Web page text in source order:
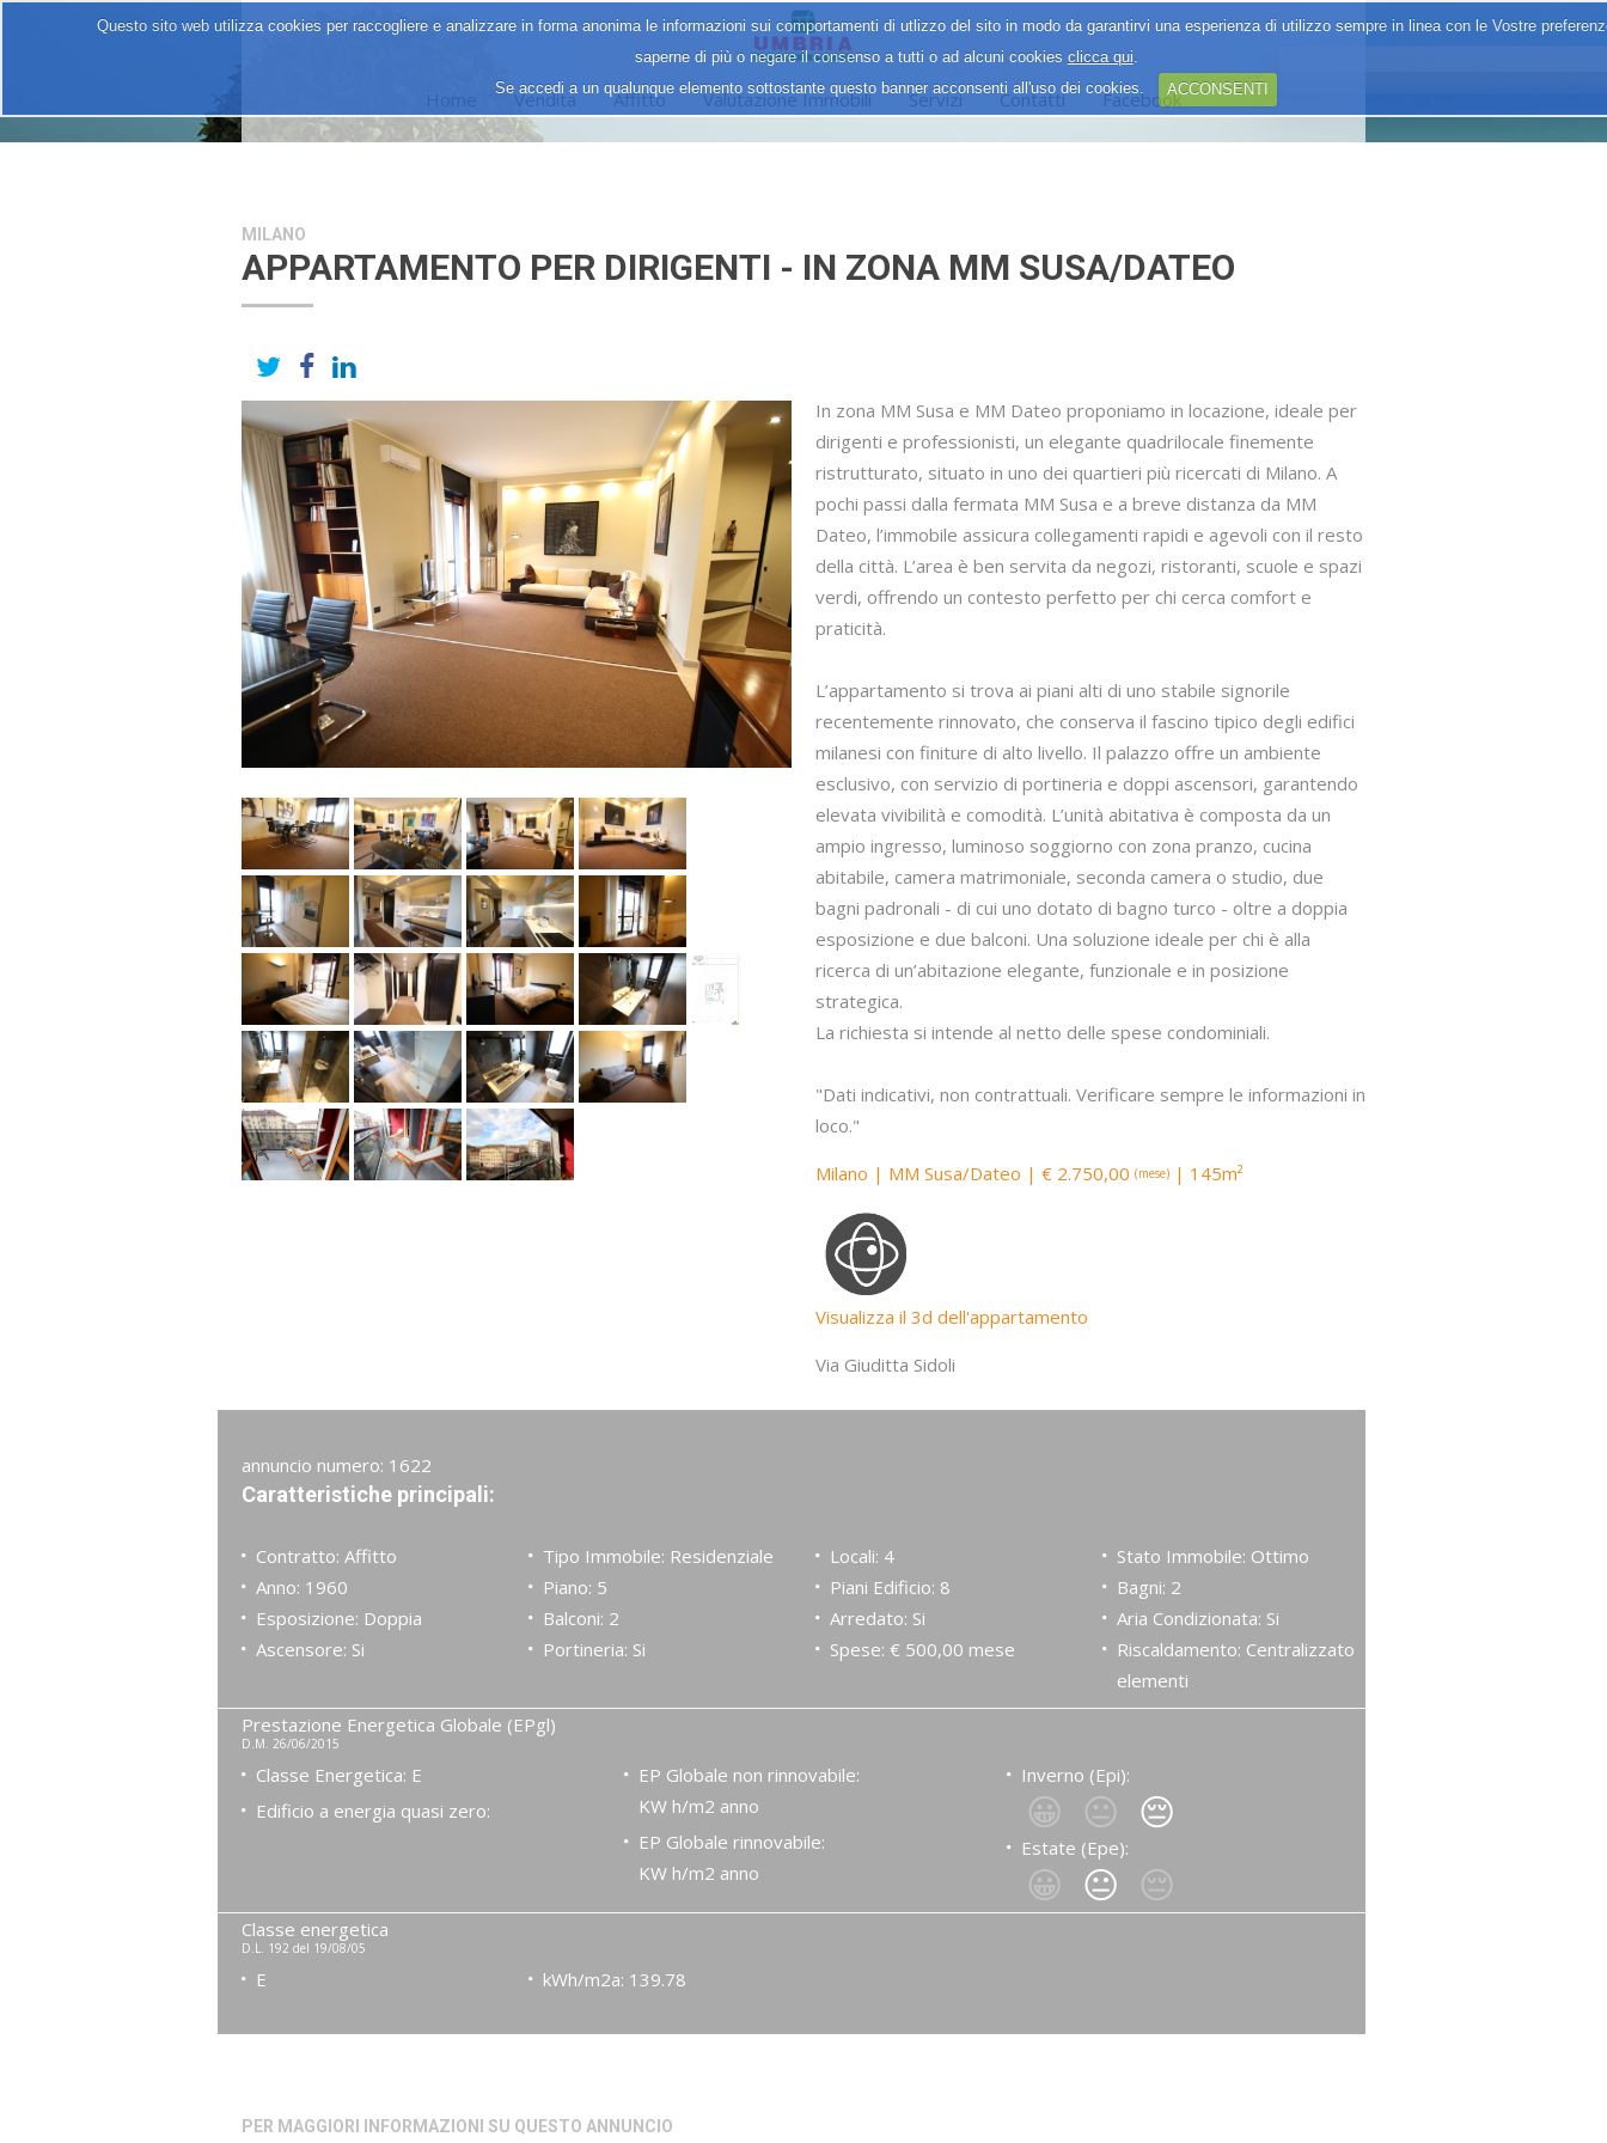
Questo sito web utilizza cookies per raccogliere e analizzare in forma anonima le informazioni sui comportamenti di utlizzo del sito in modo da garantirvi una esperienza di utilizzo sempre in linea con le Vostre
saperne di più o negare il consenso a tutti o ad alcuni cookies clicca qui.
Se accedi a un qualunque elemento sottostante questo banner acconsenti all'uso dei cookies.
ACCONSENTI
Vendita Affitto Valutazione Immobili Servizi Contatti Facebook
MILANO
APPARTAMENTO PER DIRIGENTI - IN ZONA MM SUSA/DATEO
In zona MM Susa e MM Dateo proponiamo in locazione, ideale per
dirigenti e professionisti, un elegante quadrilocale finemente
ristrutturato, situato in uno dei quartieri più ricercati di Milano. A
pochi passi dalla fermata MM Susa e a breve distanza da MM
Dateo, l’immobile assicura collegamenti rapidi e agevoli con il resto
della città. L’area è ben servita da negozi, ristoranti, scuole e spazi
verdi, offrendo un contesto perfetto per chi cerca comfort e
praticità.
L’appartamento si trova ai piani alti di uno stabile signorile
recentemente rinnovato, che conserva il fascino tipico degli edifici
milanesi con finiture di alto livello. Il palazzo offre un ambiente
esclusivo, con servizio di portineria e doppi ascensori, garantendo
elevata vivibilità e comodità. L’unità abitativa è composta da un
ampio ingresso, luminoso soggiorno con zona pranzo, cucina
abitabile, camera matrimoniale, seconda camera o studio, due
bagni padronali - di cui uno dotato di bagno turco - oltre a doppia
esposizione e due balconi. Una soluzione ideale per chi è alla
ricerca di un’abitazione elegante, funzionale e in posizione
strategica.
La richiesta si intende al netto delle spese condominiali.
"Dati indicativi, non contrattuali. Verificare sempre le informazioni in
loco."
Milano | MM Susa/Dateo | € 2.750,00 (mese) | 145m²
Visualizza il 3d dell'appartamento
Via Giuditta Sidoli
annuncio numero: 1622
Caratteristiche principali:
Contratto: Affitto Tipo Immobile: Residenziale Locali: 4
Stato Immobile: Ottimo
Anno: 1960
Piano: 5 Piani Edificio: 8
Bagni: 2
Esposizione: Doppia
Balconi: 2 Arredato: Si
Aria Condizionata: Si
Ascensore: Si
Portineria: Si Spese: € 500,00 mese
Riscaldamento: Centralizzato
elementi
Prestazione Energetica Globale (EPgl)
D.M. 26/06/2015
Classe Energetica: E
Edificio a energia quasi zero:
EP Globale non rinnovabile:
KW h/m2 anno
EP Globale rinnovabile:
KW h/m2 anno
Inverno (Epi):
😀 😐 😔
Estate (Epe):
😀 😐 😔
Classe energetica
D.L. 192 del 19/08/05
E kWh/m2a: 139.78
PER MAGGIORI INFORMAZIONI SU QUESTO ANNUNCIO